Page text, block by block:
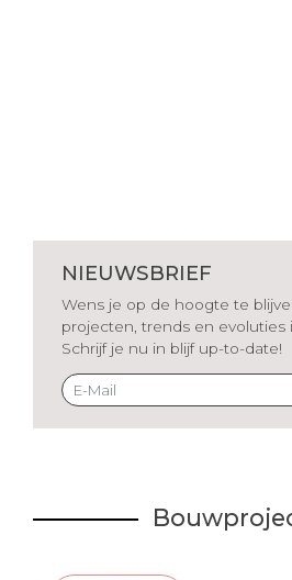
NIEUWSBRIEF
Wens je op de hoogte te
projecten, trends en evoluties
Schrijf je nu in blijf up-to-date!